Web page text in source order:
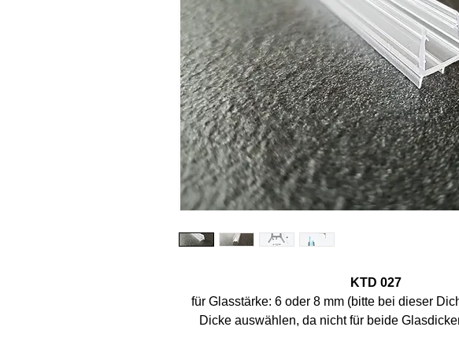
KTD 027
für Glasstärke: 6 oder 8 mm (bitte bei dieser
Dicke auswählen, da nicht für beide